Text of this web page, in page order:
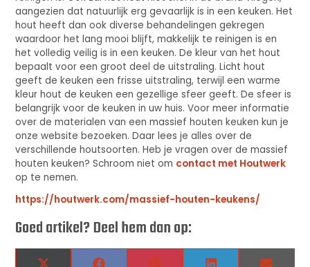
aangezien dat natuurlijk erg gevaarlijk is in een keuken. Het
hout heeft dan ook diverse behandelingen gekregen
waardoor het lang mooi blijft, makkelijk te reinigen is en
het volledig veilig is in een keuken. De kleur van het hout
bepaalt voor een groot deel de uitstraling. Licht hout
geeft de keuken een frisse uitstraling, terwijl een warme
kleur hout de keuken een gezellige sfeer geeft. De sfeer is
belangrijk voor de keuken in uw huis. Voor meer informatie
over de materialen van een massief houten keuken kun je
onze website bezoeken. Daar lees je alles over de
verschillende houtsoorten. Heb je vragen over de massief
houten keuken? Schroom niet om contact met Houtwerk
op te nemen.
https://houtwerk.com/massief-houten-keukens/
Goed artikel? Deel hem dan op: